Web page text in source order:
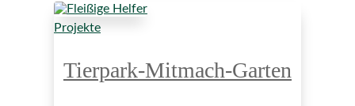
Projekte
Tierpark-Mitmach-Garten